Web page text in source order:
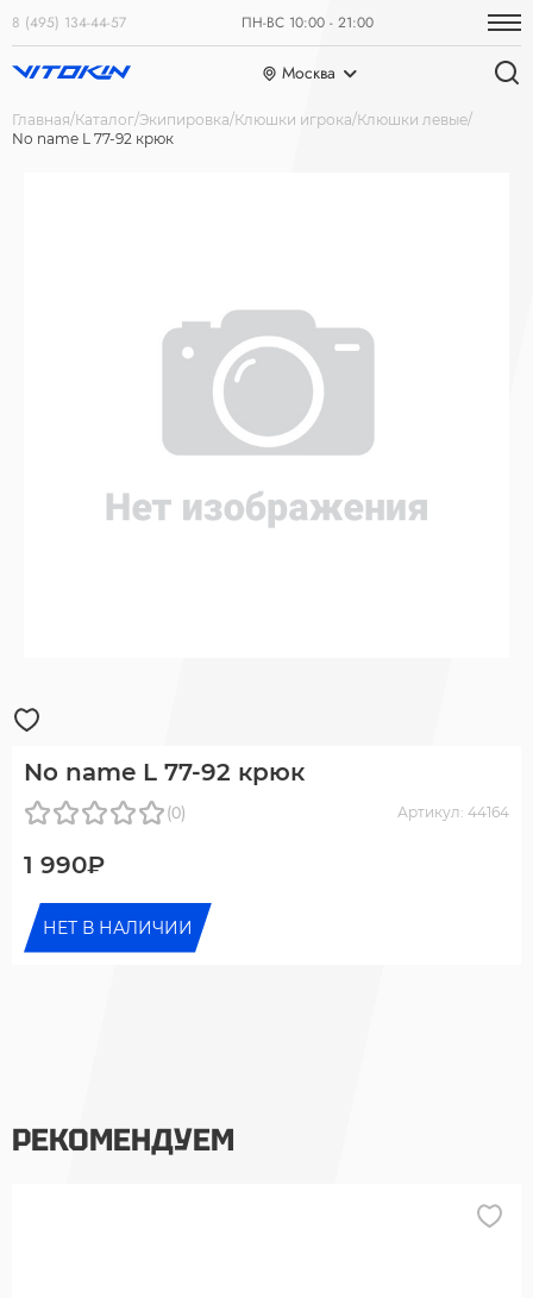
8 (495) 134-44-57 ПН-ВС 10:00 - 21:00
Москва
Главная Каталог Экипировка Клюшки игрока Клюшки левые
No name L 77-92 крюк
No name L 77-92 крюк
(0) Артикул: 44164
1 990₽
НЕТ В НАЛИЧИИ
РЕКОМЕНДУЕМ